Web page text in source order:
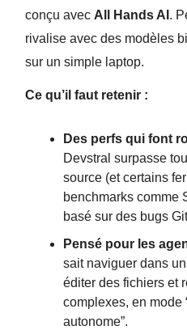
conçu avec All Hands AI .
rivalise avec des modèles
sur un simple laptop.
Ce qu’il faut retenir :
Des perfs qui font
Devstral surpasse
source (et certains
benchmarks comme
basé sur des bugs
Pensé pour les
sait naviguer dans
éditer des fichiers et
complexes, en mode
autonome”.